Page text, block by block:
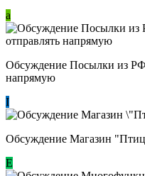
a
Обсуждение Посылки из
напрямую
I
Обсуждение Магазин
Е